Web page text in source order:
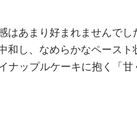
あまり好まれませんで
し、なめらかなペース
ップルケーキに抱く「